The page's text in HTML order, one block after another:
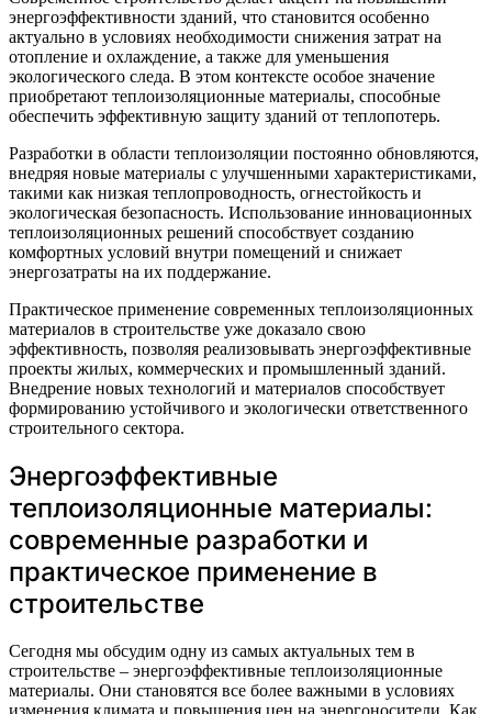
энергоэффективности зданий, что становится особенно
актуально в условиях необходимости снижения затрат на
отопление и охлаждение, а также для уменьшения
экологического следа. В этом контексте особое значение
приобретают теплоизоляционные материалы, способные
обеспечить эффективную защиту зданий от теплопотерь.
Разработки в области теплоизоляции постоянно обновляются,
внедряя новые материалы с улучшенными характеристиками,
такими как низкая теплопроводность, огнестойкость и
экологическая безопасность. Использование инновационных
теплоизоляционных решений способствует созданию
комфортных условий внутри помещений и снижает
энергозатраты на их поддержание.
Практическое применение современных теплоизоляционных
материалов в строительстве уже доказало свою
эффективность, позволяя реализовывать энергоэффективные
проекты жилых, коммерческих и промышленный зданий.
Внедрение новых технологий и материалов способствует
формированию устойчивого и экологически ответственного
строительного сектора.
Энергоэффективные
теплоизоляционные материалы:
современные разработки и
практическое применение в
строительстве
Сегодня мы обсудим одну из самых актуальных тем в
строительстве – энергоэффективные теплоизоляционные
материалы. Они становятся все более важными в условиях
изменения климата и повышения цен на энергоносители. Как